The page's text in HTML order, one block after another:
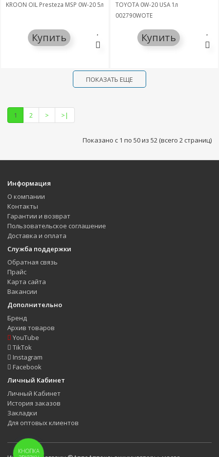
KROON OIL Presteza MSP 0W-20 5л
Купить
TOYOTA 0W-20 USA 1л
002790WQTE
Купить
ПОКАЗАТЬ ЕЩЕ
1 2 > >|
Показано с 1 по 50 из 52 (всего 2 страниц)
Информация
О компании
Контакты
Гарантии и возврат
Пользовательское соглашение
Доставка и оплата
Служба поддержки
Обратная связь
Прайс
Карта сайта
Вакансии
Дополнительно
Бренд
Архив товаров
YouTube
TikTok
Instagram
Facebook
Личный Кабинет
Личный Кабинет
История заказов
Закладки
Для оптовых клиентов
КНОПКА